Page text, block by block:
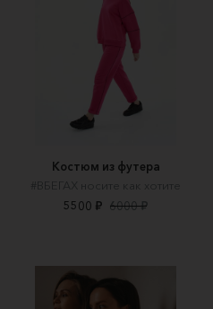
Костюм из футера
#ВБЕГАХ носите как хотите
5500 ₽ 6000 ₽